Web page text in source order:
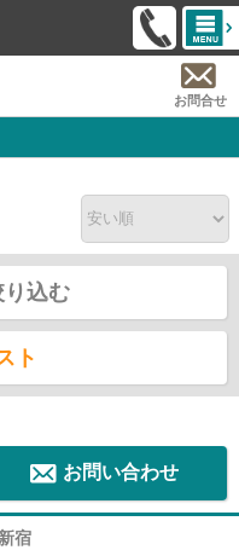
お問合せ
り込む
ト
お問い合わせ
宿